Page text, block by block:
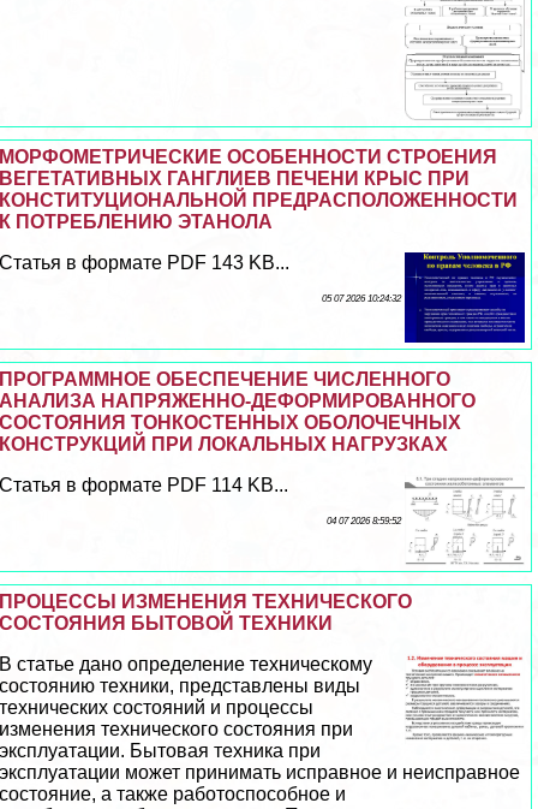
МОРФОМЕТРИЧЕСКИЕ ОСОБЕННОСТИ СТРОЕНИЯ
ВЕГЕТАТИВНЫХ ГАНГЛИЕВ ПЕЧЕНИ КРЫС ПРИ
КОНСТИТУЦИОНАЛЬНОЙ ПРЕДРАСПОЛОЖЕННОСТИ
К ПОТРЕБЛЕНИЮ ЭТАНОЛА
Статья в формате PDF 143 KB...
05 07 2026 10:24:32
ПРОГРАММНОЕ ОБЕСПЕЧЕНИЕ ЧИСЛЕННОГО
АНАЛИЗА НАПРЯЖЕННО-ДЕФОРМИРОВАННОГО
СОСТОЯНИЯ ТОНКОСТЕННЫХ ОБОЛОЧЕЧНЫХ
КОНСТРУКЦИЙ ПРИ ЛОКАЛЬНЫХ НАГРУЗКАХ
Статья в формате PDF 114 KB...
04 07 2026 8:59:52
ПРОЦЕССЫ ИЗМЕНЕНИЯ ТЕХНИЧЕСКОГО
СОСТОЯНИЯ БЫТОВОЙ ТЕХНИКИ
В статье дано определение техническому
состоянию техники, представлены виды
технических состояний и процессы
изменения технического состояния при
эксплуатации. Бытовая техника при
эксплуатации может принимать исправное и неисправное
состояние, а также работоспособное и